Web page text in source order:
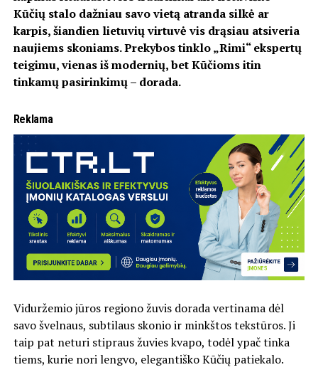
Kūčių stalo dažniau savo vietą atranda silkė ar
karpis, šiandien lietuvių virtuvė vis drąsiau atsiveria
naujiems skoniams. Prekybos tinklo „Rimi“ ekspertų
teigimu, vienas iš modernių, bet Kūčioms itin
tinkamų pasirinkimų – dorada.
Reklama
Viduržemio jūros regiono žuvis dorada vertinama dėl
savo švelnaus, subtilaus skonio ir minkštos tekstūros. Ji
taip pat neturi stipraus žuvies kvapo, todėl ypač tinka
tiems, kurie nori lengvo, elegantiško Kūčių patiekalo.